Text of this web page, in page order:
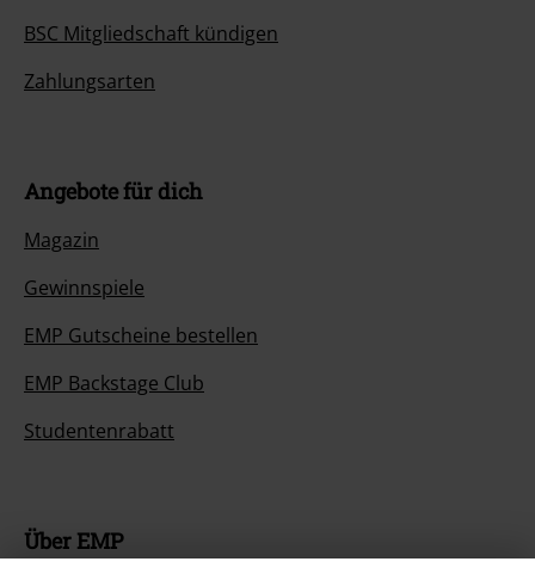
BSC Mitgliedschaft kündigen
Zahlungsarten
Angebote für dich
Magazin
Gewinnspiele
EMP Gutscheine bestellen
EMP Backstage Club
Studentenrabatt
Über EMP